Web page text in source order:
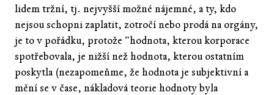
lidem tržní, tj. nejvyšší možné nájemné, a ty, kdo
nejsou schopni zaplatit, zotročí nebo prodá na orgány,
je to v pořádku, protože "hodnota, kterou korporace
spotřebovala, je nižší než hodnota, kterou ostatním
poskytla (nezapomeňme, že hodnota je subjektivní a
mění se v čase, nákladová teorie hodnoty byla